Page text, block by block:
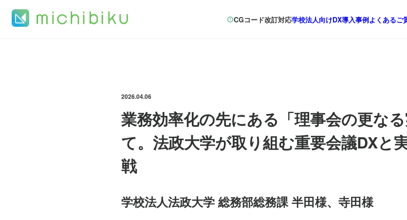
CGコード改訂対応学校法人向けDX導入事例よくあるご
2026.04.06
業務効率化の先にある「理事会の更な
て。法政大学が取り組む重要会議DXと
戦
学校法人法政大学 総務部総務課 半田様、寺田様